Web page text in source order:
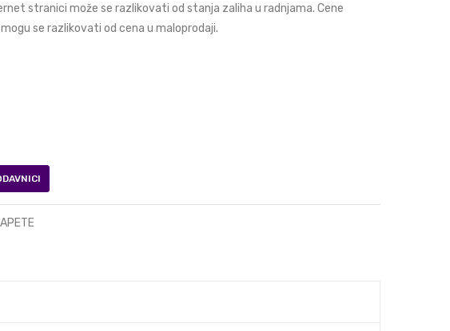
stranici može se razlikovati od stanja zaliha u radnjama. Cene
se razlikovati od cena u maloprodaji.